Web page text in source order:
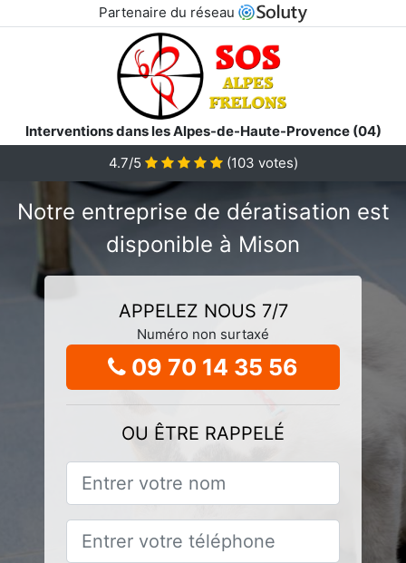
Partenaire du réseau
Interventions dans les Alpes-de-Haute-Provence (04)
4.7/5
(103 votes)
Notre entreprise de dératisation est
disponible à Mison
APPELEZ NOUS 7/7
Numéro non surtaxé
09 70 14 35 56
OU ÊTRE RAPPELÉ